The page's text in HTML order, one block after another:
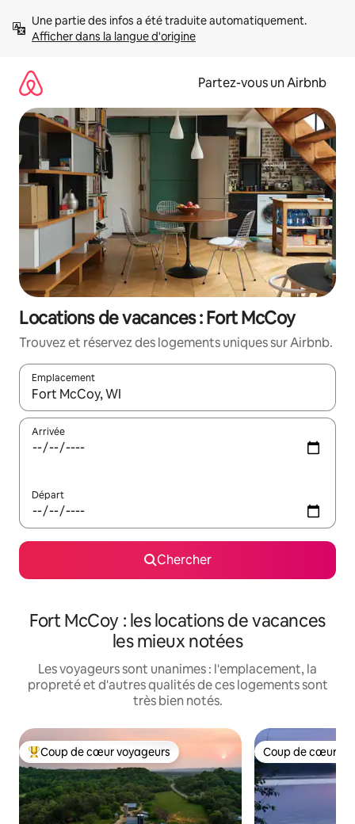
directement
Afficher dans la langue d'origine
Partez-vous un Airbnb
Locations de vacances : Fort McCoy
Trouvez et réservez des logements uniques sur Airbnb.
Emplacement
Quand les résultats sont affichés, parcourez-les en utilisant
Arrivée
Départ
Chercher
Fort McCoy : les locations de vacances
les mieux notées
Les voyageurs sont unanimes : l'emplacement, la
propreté et d'autres qualités de ces logements sont
très bien notés.
Coup de cœur voyageurs parmi les plus aimés
Coup de cœur voyageurs Coup de cœur
Coup de cœur